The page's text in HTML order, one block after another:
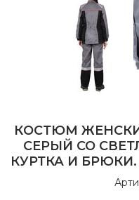
КОСТЮМ
СЕРЫЙ СО
КУРТКА И